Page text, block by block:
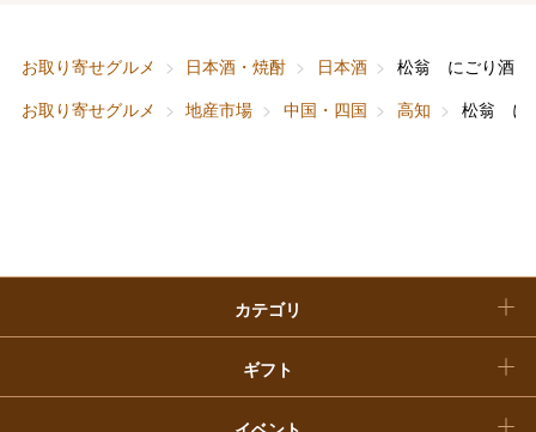
お取り寄せグルメ 日本酒・焼酎 日本酒
松翁 にごり酒
お取り寄せグルメ
地産市場 中国・四国 高知 松翁 に
カテゴリ
ベビー＆キッズ
ギフト
お香典返し
快気祝い
敬老の日
福袋